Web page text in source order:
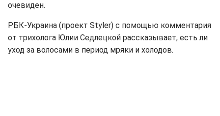
очевиден.
РБК-Украина (проект Styler) с помощью комментария
от трихолога Юлии Седлецкой рассказывает, есть ли
уход за волосами в период мряки и холодов.